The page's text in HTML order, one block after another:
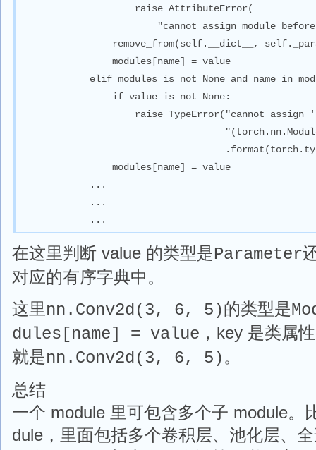
raise AttributeError(
"cannot assign module before
remove_from(self.__dict__,
modules[name] = value
elif modules is not None and name in
if value is not None:
raise TypeError("cannot assign '{}'
"(torch.nn.Module or None
modules[name] = value
...
...
...
在这里判断 value 的类型是Parameter
对应的有序字典中。
这里nn.Conv2d(3, 6, 5)的类型是
dules[name] = value ，key 是类属
就是nn.Conv2d(3, 6, 5)。
总结
一个 module 里可包含多个子 module。
dule，里面包括多个卷积层、池化层、